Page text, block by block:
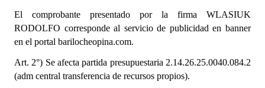
Registros y Distinciones
Premio al Mérito - Registro
El comprobante presentado por la firma WLASIUK
RODOLFO corresponde al servicio de publicidad en banner
en el portal barilocheopina.com.
Art. 2°) Se afecta partida presupuestaria 2.14.26.25.0040.084.2
(adm central transferencia de recursos propios).